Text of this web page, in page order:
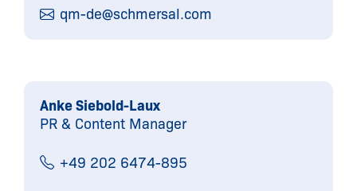
qm-de@schmersal.com
Anke Siebold-Laux
PR & Content Manager
+49 202 6474-895